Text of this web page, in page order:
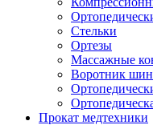
Стельки
Ортезы
Массажные
Воротник
Прокат медтехники